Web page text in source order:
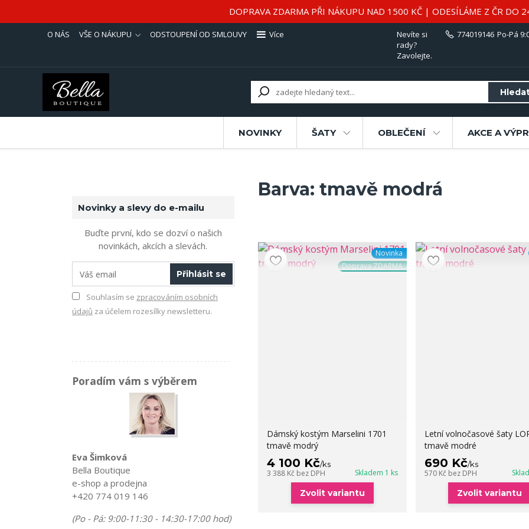
DOPRAVA ZDARMA PŘI NÁKUPU NAD 1500 KČ | ODESÍLÁME Z ČR DO
O NÁS VŠE O NÁKUPU ODSTOUPENÍ OD SMLOUVY Více
Nevíte si
rady?
Zavolejte.
774019146 Po-Pá
NOVINKY ŠATY OBLEČENÍ AKCE A
Novinky a slevy do e-mailu
Buďte první, kdo se dozví o našich
novinkách, akcích a slevách.
Přihlásit se
Souhlasím se zpracováním osobních
údajů za účelem rozesílky newsletteru.
Poradím vám s výběrem
Eva Šimková
Bella Boutique
e-shop a prodejna
+420 774 019 146
(Po - Pá: 9:00-11:30 - 14:30-17:00 hod)
Barva: tmavě modrá
Novinka
Doprava ZDARMA
Dámský kostým Marselini 1701
tmavě modrý
4 100 Kč/ks
3 388 Kč bez DPH Skladem 1 ks
Zvolit variantu
Letní volnočasové šaty
tmavě modré
690 Kč/ks
570 Kč bez DPH
Zvolit variantu